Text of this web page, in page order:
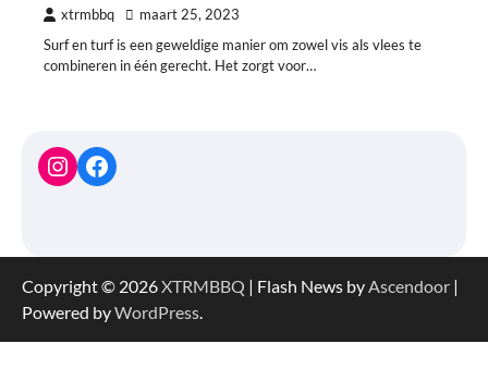
xtrmbbq maart 25, 2023
Surf en turf is een geweldige manier om zowel vis als vlees te
combineren in één gerecht. Het zorgt voor…
Instagram
Facebook
Copyright © 2026XTRMBBQ | Flash News byAscendoor |
Powered byWordPress.